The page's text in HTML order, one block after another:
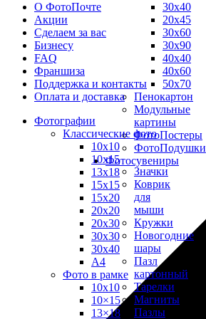
30х40
20х45
30х60
30х90
40х40
40х60
50х70
Пенокартон
Модульные
картины
ФотоПостеры
ФотоПодушки
Фотоcувениры
Значки
Коврик
для
мыши
Кружки
Новогодние
шары
Пазл
картонный
Тарелки
Магниты
Пазлы
О ФотоПочте
Акции
Сделаем за вас
Бизнесу
FAQ
Франшиза
Поддержка и контакты
Оплата и доставка
Фотографии
Классические фото
10х10
10х15
13х18
15х15
15х20
20х20
20х30
30х30
30х40
А4
Фото в рамке
10х10
10×15
13×18